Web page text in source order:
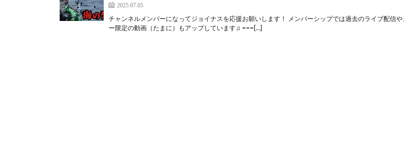
2025.07.05
チャンネルメンバーになってジョイナスを応援お願いします！ メンバーシップでは過去のライブ配信
ー限定の動画（たまに）もアップしています♫ ===[…]